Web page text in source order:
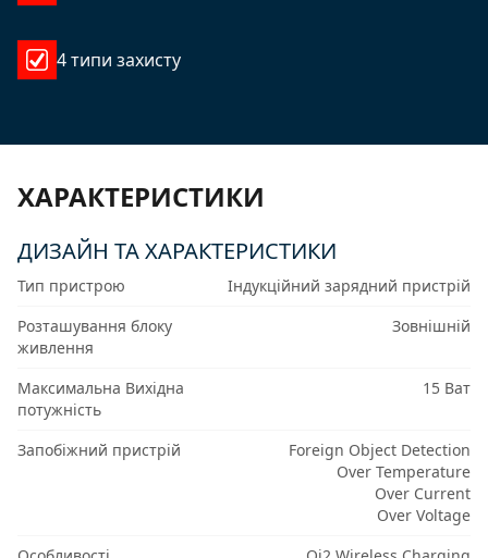
4 типи захисту
ХАРАКТЕРИСТИКИ
ДИЗАЙН ТА ХАРАКТЕРИСТИКИ
Тип пристрою
Індукційний зарядний пристрій
Розташування блоку
живлення
Зовнішній
Максимальна Вихідна
потужність
15 Ват
Запобіжний пристрій
Foreign Object Detection
Over Temperature
Over Current
Over Voltage